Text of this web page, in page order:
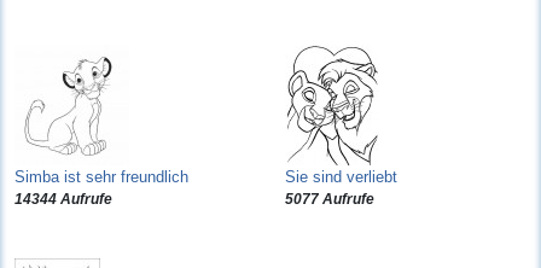
Simba ist sehr freundlich
14344 Aufrufe
Sie sind verliebt
5077 Aufrufe